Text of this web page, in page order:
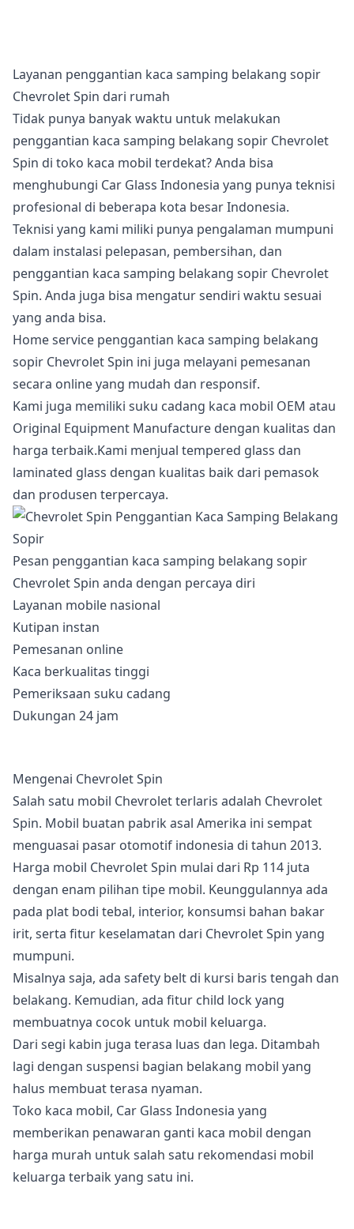
Layanan penggantian kaca samping belakang sopir
Chevrolet Spin dari rumah
Tidak punya banyak waktu untuk melakukan
penggantian kaca samping belakang sopir Chevrolet
Spin di toko kaca mobil terdekat? Anda bisa
menghubungi Car Glass Indonesia yang punya teknisi
profesional di beberapa kota besar Indonesia.
Teknisi yang kami miliki punya pengalaman mumpuni
dalam instalasi pelepasan, pembersihan, dan
penggantian kaca samping belakang sopir Chevrolet
Spin. Anda juga bisa mengatur sendiri waktu sesuai
yang anda bisa.
Home service penggantian kaca samping belakang
sopir Chevrolet Spin ini juga melayani pemesanan
secara online yang mudah dan responsif.
Kami juga memiliki suku cadang kaca mobil OEM atau
Original Equipment Manufacture dengan kualitas dan
harga terbaik.Kami menjual tempered glass dan
laminated glass dengan kualitas baik dari pemasok
dan produsen terpercaya.
Pesan penggantian kaca samping belakang sopir
Chevrolet Spin anda dengan percaya diri
Layanan mobile nasional
Kutipan instan
Pemesanan online
Kaca berkualitas tinggi
Pemeriksaan suku cadang
Dukungan 24 jam
Mengenai Chevrolet Spin
Salah satu mobil Chevrolet terlaris adalah Chevrolet
Spin. Mobil buatan pabrik asal Amerika ini sempat
menguasai pasar otomotif indonesia di tahun 2013.
Harga mobil Chevrolet Spin mulai dari Rp 114 juta
dengan enam pilihan tipe mobil. Keunggulannya ada
pada plat bodi tebal, interior, konsumsi bahan bakar
irit, serta fitur keselamatan dari Chevrolet Spin yang
mumpuni.
Misalnya saja, ada safety belt di kursi baris tengah dan
belakang. Kemudian, ada fitur child lock yang
membuatnya cocok untuk mobil keluarga.
Dari segi kabin juga terasa luas dan lega. Ditambah
lagi dengan suspensi bagian belakang mobil yang
halus membuat terasa nyaman.
Toko kaca mobil, Car Glass Indonesia yang
memberikan penawaran ganti kaca mobil dengan
harga murah untuk salah satu rekomendasi mobil
keluarga terbaik yang satu ini.